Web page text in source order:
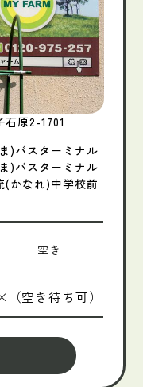
原2-1701
)バスターミナル
)バスターミナル
(かなれ)中学校前
空き
（空き待ち可）